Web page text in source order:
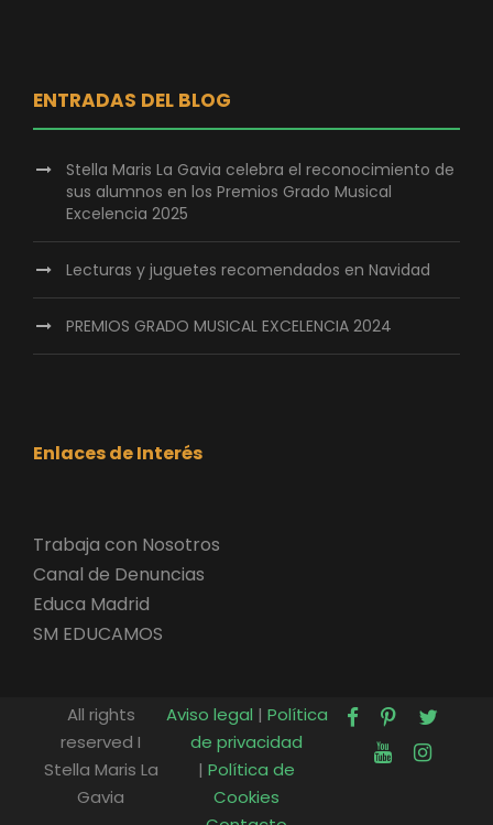
ENTRADAS DEL BLOG
Stella Maris La Gavia celebra el reconocimiento de
sus alumnos en los Premios Grado Musical
Excelencia 2025
Lecturas y juguetes recomendados en Navidad
PREMIOS GRADO MUSICAL EXCELENCIA 2024
Enlaces de Interés
Trabaja con Nosotros
Canal de Denuncias
Educa Madrid
SM EDUCAMOS
All rights
reserved I
Stella Maris La
Gavia
Aviso legal | Política
de privacidad
| Política de
Cookies